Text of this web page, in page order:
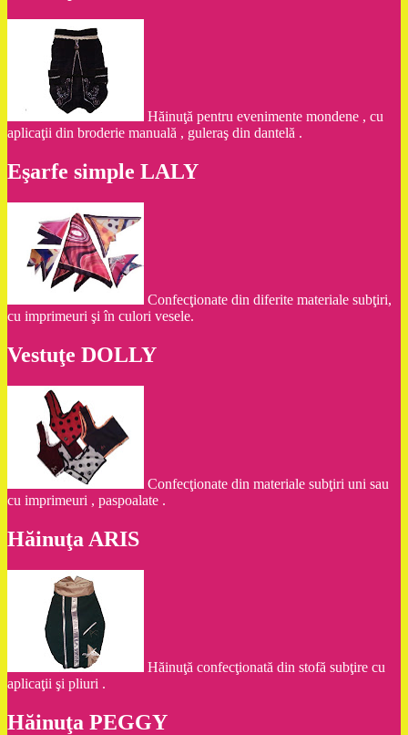
Hăinuţă pentru evenimente mondene , cu
aplicaţii din broderie manuală , guleraş din dantelă .
Eşarfe simple LALY
Confecţionate din diferite materiale subţiri,
cu imprimeuri şi în culori vesele.
Vestuţe DOLLY
Confecţionate din materiale subţiri uni sau
cu imprimeuri , paspoalate .
Hăinuţa ARIS
Hăinuţă confecţionată din stofă subţire cu
aplicaţii şi pliuri .
Hăinuţa PEGGY